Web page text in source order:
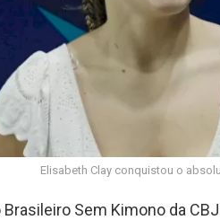
Elisabeth Clay conquistou o
Brasileiro Sem Kimono da